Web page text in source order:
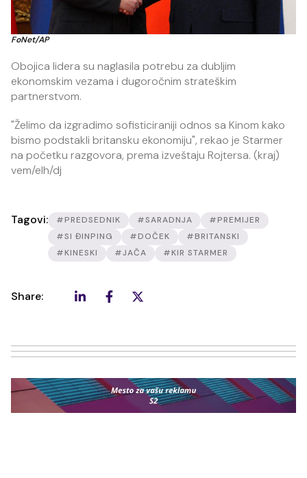
FoNet/AP
Obojica lidera su naglasila potrebu za dubljim
ekonomskim vezama i dugoročnim strateškim
partnerstvom.
"Želimo da izgradimo sofisticiraniji odnos sa Kinom kako
bismo podstakli britansku ekonomiju", rekao je Starmer
na početku razgovora, prema izveštaju Rojtersa. (kraj)
vem/elh/dj
Tagovi: #PREDSEDNIK #SARADNJA
#PREMIJER
#SI ĐINPING
#DOČEK
#BRITANSKI
#KINESKI
#JAČA #KIR STARMER
Share: